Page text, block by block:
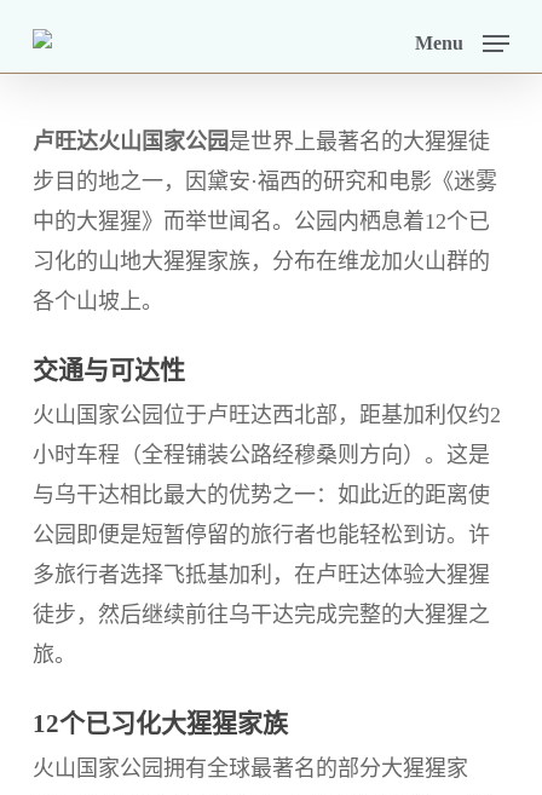
content
Menu
卢旺达火山国家公园是世界上最著名的大猩猩徒
步目的地之一，因黛安·福西的研究和电影《迷雾
中的大猩猩》而举世闻名。公园内栖息着12个已
习化的山地大猩猩家族，分布在维龙加火山群的
各个山坡上。
交通与可达性
火山国家公园位于卢旺达西北部，距基加利仅约2
小时车程（全程铺装公路经穆桑则方向）。这是
与乌干达相比最大的优势之一：如此近的距离使
公园即便是短暂停留的旅行者也能轻松到访。许
多旅行者选择飞抵基加利，在卢旺达体验大猩猩
徒步，然后继续前往乌干达完成完整的大猩猩之
旅。
12个已习化大猩猩家族
火山国家公园拥有全球最著名的部分大猩猩家